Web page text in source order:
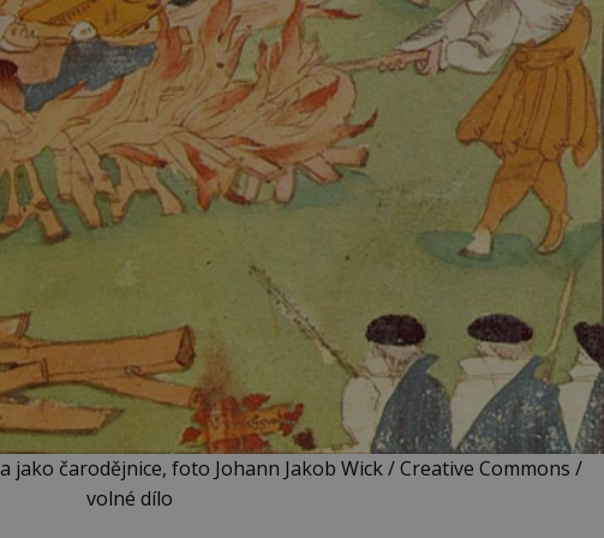
čarodějnice, foto Johann Jakob Wick / Creative Commons /
volné dílo